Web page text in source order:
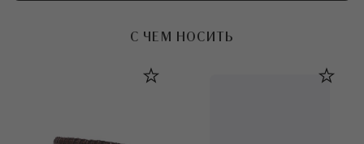
С ЧЕМ НОСИТЬ